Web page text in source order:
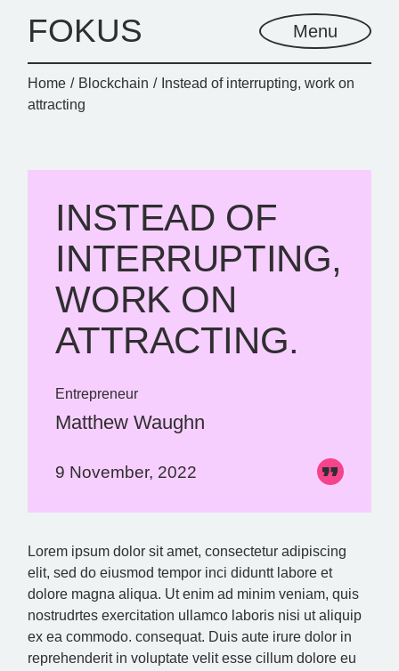
FOKUS Menu
Home Blockchain
Instead of interrupting, work on
attracting
INSTEAD OF
INTERRUPTING,
WORK ON
ATTRACTING.
Entrepreneur
Matthew Waughn
9 November, 2022
Lorem ipsum dolor sit amet, consectetur adipiscing
elit, sed do eiusmod tempor inci diduntt labore et
dolore magna aliqua. Ut enim ad minim veniam, quis
nostrudrtes exercitation ullamco laboris nisi ut aliquip
ex ea commodo. consequat. Duis aute irure dolor in
reprehenderit in voluptate velit esse cillum dolore eu